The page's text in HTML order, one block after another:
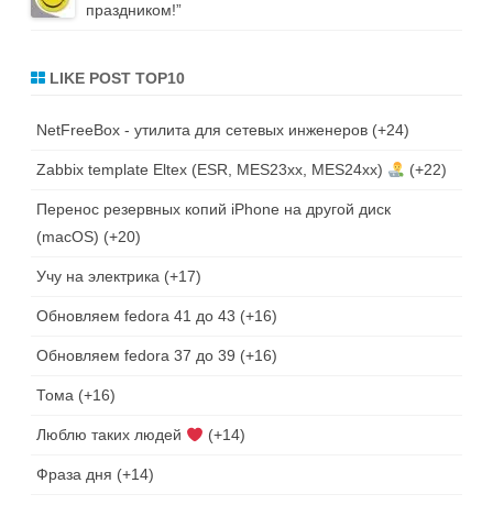
праздником!”
LIKE POST TOP10
NetFreeBox - утилита для сетевых инженеров +24
Zabbix template Eltex (ESR, MES23xx, MES24xx) +22
Перенос резервных копий iPhone на другой диск
(macOS)
+20
Учу на электрика +17
Обновляем fedora 41 до 43 +16
Обновляем fedora 37 до 39 +16
Тома +16
Люблю таких людей +14
Фраза дня +14